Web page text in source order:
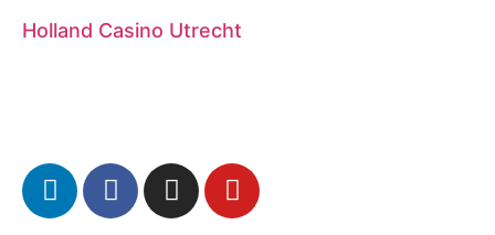
Holland Casino Utrecht